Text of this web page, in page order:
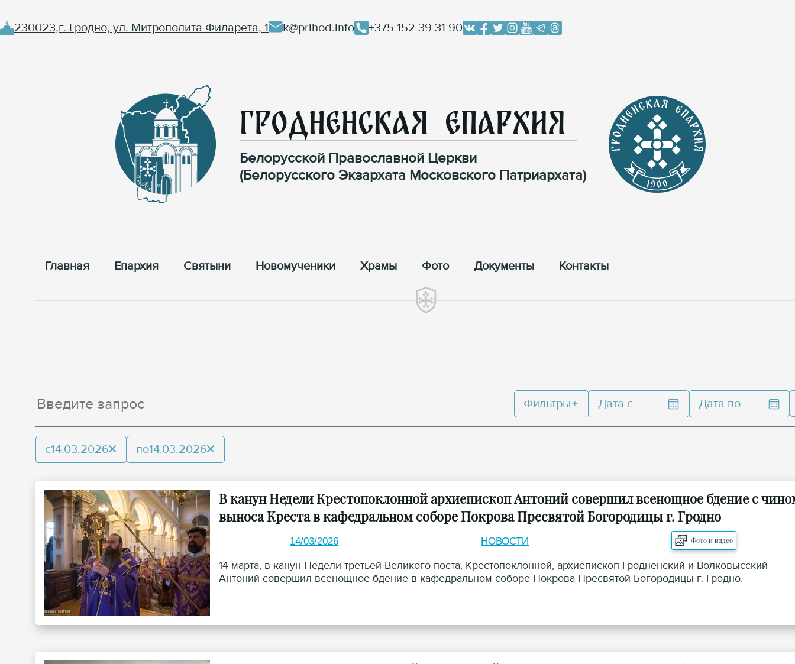
230023,г. Гродно, ул. Митрополита Филарета, 1 k@prihod.info +375 152 39 31 90
Гродненская Епархия
Белорусской Православной Церкви
(Белорусского Экзархата Московского Патриархата)
Главная Епархия Cвятыни Новомученики Храмы Фото Документы Контакты
Фильтры Дата с Дата по
с14.03.2026 по14.03.2026
В канун Недели Крестопоклонной архиепископ Антоний совершил всенощное бдение с
выноса Креста в кафедральном соборе Покрова Пресвятой Богородицы г. Гродно
14/03/2026 НОВОСТИ Фото и видео
14 марта, в канун Недели третьей Великого поста, Крестопоклонной, архиепископ Гродненский и Волковысский
Антоний совершил всенощное бдение в кафедральном соборе Покрова Пресвятой Богородицы г. Гродно.